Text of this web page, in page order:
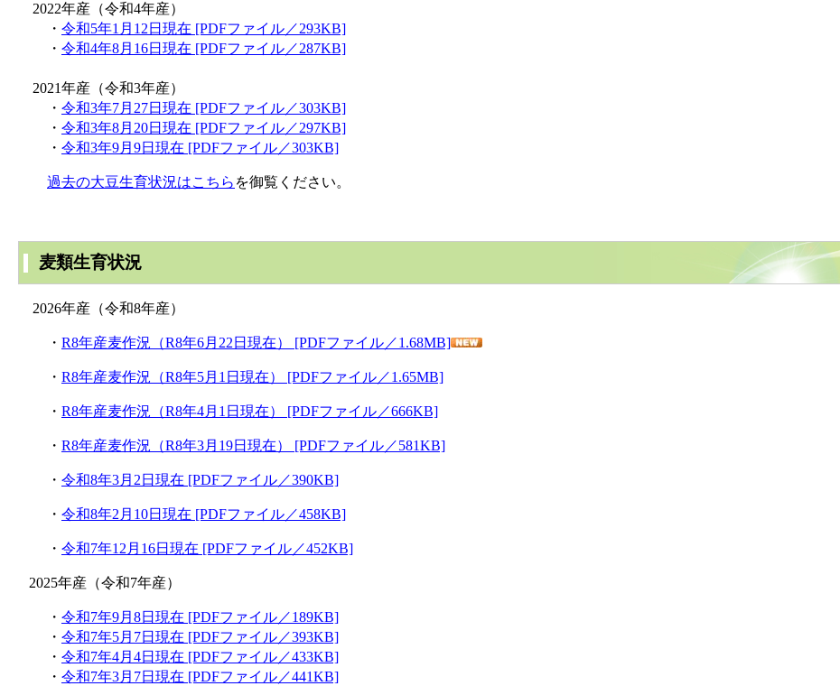
2022年産（令和4年産）
・ 令和5年1月12日現在 [PDFファイル／293KB]
・ 令和4年8月16日現在 [PDFファイル／287KB]
2021年産（令和3年産）
・ 令和3年7月27日現在 [PDFファイル／303KB]
・ 令和3年8月20日現在 [PDFファイル／297KB]
・ 令和3年9月9日現在 [PDFファイル／303KB]
過去の大豆生育状況はこちら を御覧ください。
麦類生育状況
2026年産（令和8年産）
・ R8年産麦作況（R8年6月22日現在） [PDFファイル／1.68MB]
・ R8年産麦作況（R8年5月1日現在） [PDFファイル／1.65MB]
・ R8年産麦作況（R8年4月1日現在） [PDFファイル／666KB]
・ R8年産麦作況（R8年3月19日現在） [PDFファイル／581KB]
・ 令和8年3月2日現在 [PDFファイル／390KB]
・ 令和8年2月10日現在 [PDFファイル／458KB]
・ 令和7年12月16日現在 [PDFファイル／452KB]
2025年産（令和7年産）
・ 令和7年9月8日現在 [PDFファイル／189KB]
・ 令和7年5月7日現在 [PDFファイル／393KB]
・ 令和7年4月4日現在 [PDFファイル／433KB]
・ 令和7年3月7日現在 [PDFファイル／441KB]